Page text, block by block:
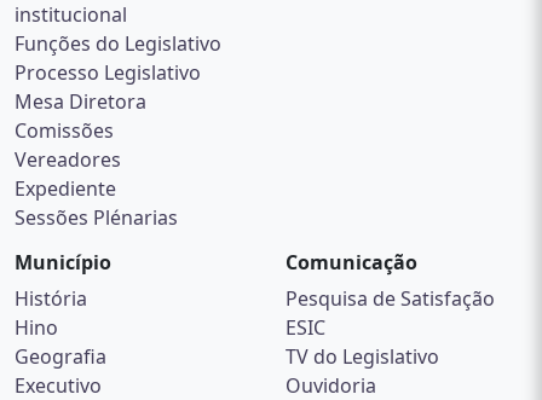
institucional
Funções do Legislativo
Processo Legislativo
Mesa Diretora
Comissões
Vereadores
Expediente
Sessões Plénarias
Município
História
Hino
Geografia
Executivo
Comunicação
Pesquisa de Satisfação
ESIC
TV do Legislativo
Ouvidoria